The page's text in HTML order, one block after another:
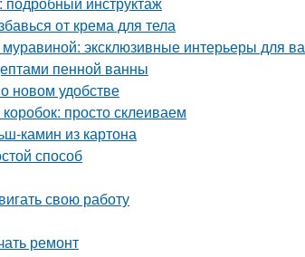
от крема для тела
эксклюзивные интерьеры для
пенной ванны
новом удобстве
просто склеиваем
камин из картона
способ
свою работу
ремонт